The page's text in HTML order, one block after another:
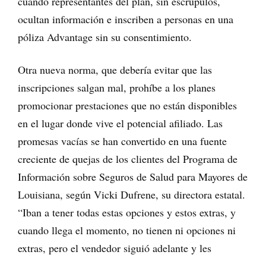
ocultan información e inscriben a personas en una
póliza Advantage sin su consentimiento.
Otra nueva norma, que debería evitar que las
inscripciones salgan mal, prohíbe a los planes
promocionar prestaciones que no están disponibles
en el lugar donde vive el potencial afiliado. Las
promesas vacías se han convertido en una fuente
creciente de quejas de los clientes del Programa de
Información sobre Seguros de Salud para Mayores de
Louisiana, según Vicki Dufrene, su directora estatal.
“Iban a tener todas estas opciones y estos extras, y
cuando llega el momento, no tienen ni opciones ni
extras, pero el vendedor siguió adelante y les